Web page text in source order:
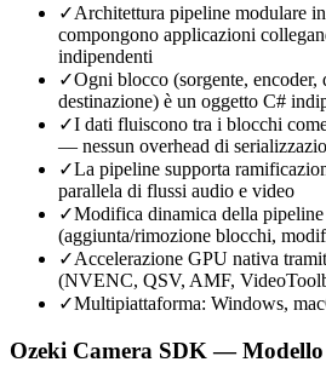
✓Architettura pipeline modulare
compongono applicazioni
indipendenti
✓Ogni blocco (sorgente, encoder,
destinazione) è un oggetto C#
✓I dati fluiscono tra i blocchi
— nessun overhead di
✓La pipeline supporta
parallela di flussi audio e video
✓Modifica dinamica della
(aggiunta/rimozione blocchi,
✓Accelerazione GPU nativa
(NVENC, QSV, AMF,
✓Multipiattaforma: Windows,
Ozeki Camera SDK — Modello